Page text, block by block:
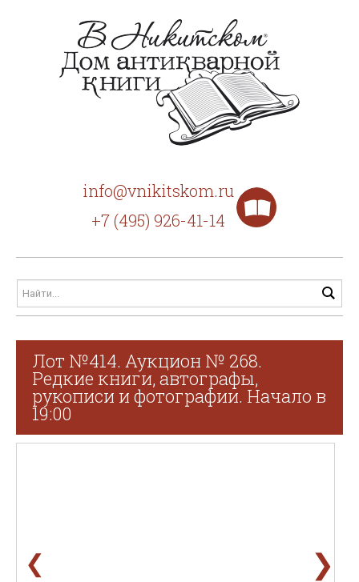
info@vnikitskom.ru
+7 (495) 926-41-14
Лот №414. Аукцион № 268.
Редкие книги, автографы,
рукописи и фотографии. Начало в
19:00
❮ ❯